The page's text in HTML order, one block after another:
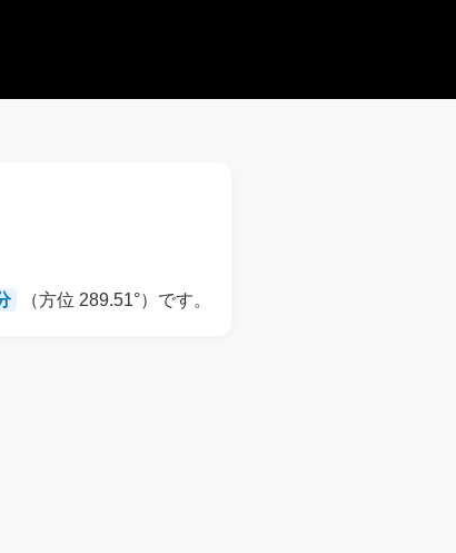
（方位 289.51°）です。